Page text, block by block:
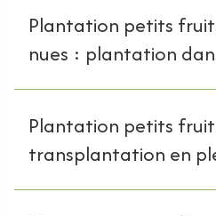
Plantation petits
nues : plantation
Plantation petits
transplantation en